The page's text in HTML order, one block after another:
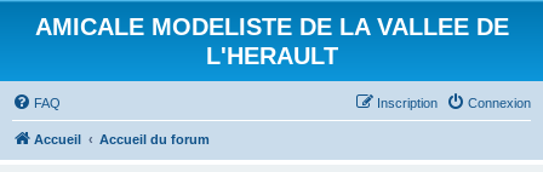
AMICALE MODELISTE DE LA VALLEE DE
L'HERAULT
FAQ Connexion
Inscription
Accueil Accueil du forum